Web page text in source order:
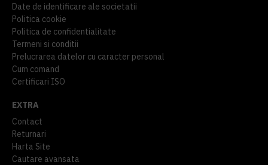
Date de identificare ale societatii
Politica cookie
Politica de confidentialitate
Termeni si conditii
Prelucrarea datelor cu caracter personal
Cum comand
Certificari ISO
EXTRA
Contact
Returnari
Harta Site
Cautare avansata